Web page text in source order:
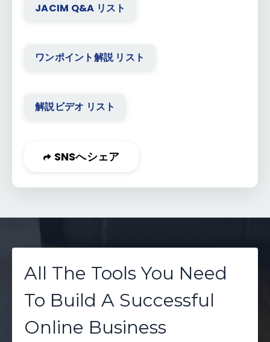
JACIM Q&A リスト
ワンポイント解説 リスト
解説ビデオ リスト
SNSへシェア
All The Tools You Need
To Build A Successful
Online Business